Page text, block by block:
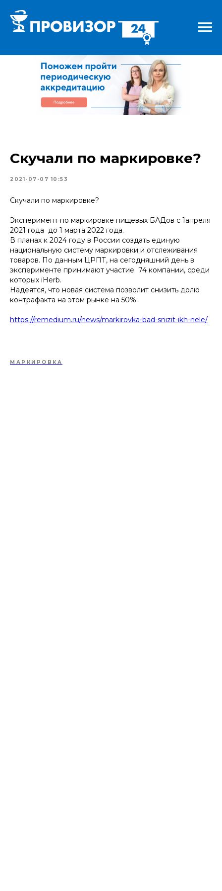
Скучали по маркировке?
2021-07-07 10:53
Скучали по маркировке?
Эксперимент по маркировке пищевых БАДов с 1апреля
2021 года до 1 марта 2022 года.
В планах к 2024 году в России создать единую
национальную систему маркировки и отслеживания
товаров. По данным ЦРПТ, на сегодняшний день в
эксперименте принимают участие 74 компании, среди
которых iHerb.
Надеятся, что новая система позволит снизить долю
контрафакта на этом рынке на 50%.
https://remedium.ru/news/markirovka-bad-snizit-ikh-nele/
МАРКИРОВКА